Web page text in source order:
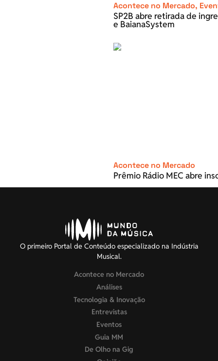
Acontece no Mercado,
SP2B abre retirada de
e BaianaSystem
Acontece no Mercado
Prêmio Rádio MEC abre
O primeiro Portal de Conteúdo especializado na Indústria
Musical.
Acontece no Mercado
Análises
Tecnologia & Inovação
Entrevistas
Eventos
Guia MM
De Olho na Gig